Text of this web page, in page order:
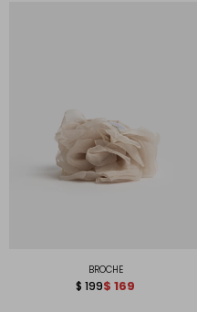
BROCHE
$ 199$ 169